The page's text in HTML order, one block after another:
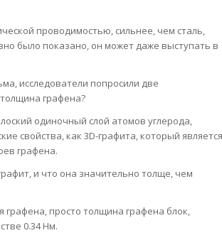
проводимостью, сильнее, чем сталь,
было показано, он может даже выступать в
исследователи попросили две
графена?
одиночный слой атомов углерода,
свойства, как 3D-графита, который является
графена.
и что она значительно толще, чем
графена, просто толщина графена блок,
0.34 Нм.